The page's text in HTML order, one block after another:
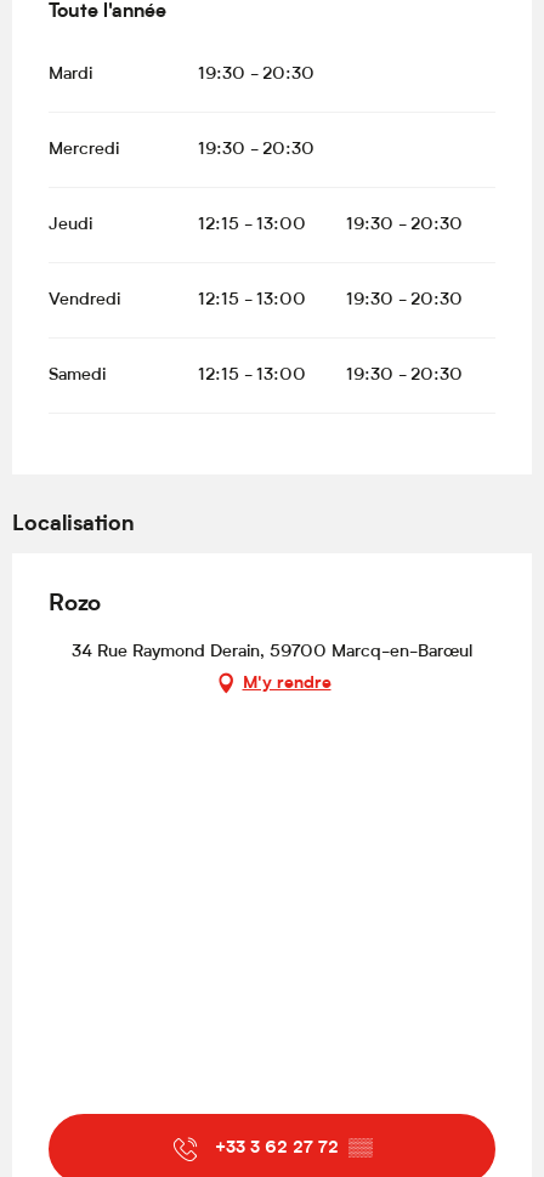
Toute l'année
Toute l'année
Mardi 19:30 - 20:30
Mercredi 19:30 - 20:30
Jeudi 12:15 - 13:00 19:30 - 20:30
Vendredi 12:15 - 13:00 19:30 - 20:30
Samedi 12:15 - 13:00 19:30 - 20:30
Localisation
Rozo
34 Rue Raymond Derain, 59700 Marcq-en-Barœul
M'y rendre
+33 3 62 27 72 ▒▒